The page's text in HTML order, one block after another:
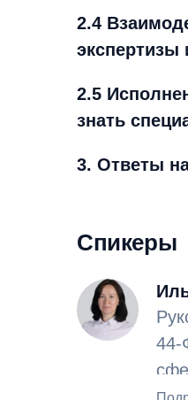
2.4
экспертизы
2.5
знать
3. Ответы
Спикеры
44-